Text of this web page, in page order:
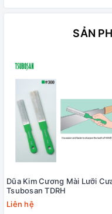
SẢN
Dũa Kim Cương Mài Lưỡi
Tsubosan TDRH
Liên hệ